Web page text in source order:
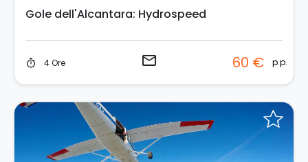
Gole dell'Alcantara: Hydrospeed
timer 4 Ore email 60 € p.p.